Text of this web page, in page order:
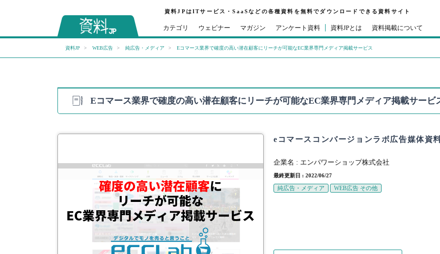
資料JPはITサービス・SaaSなどの各種資料を無料でダウンロードできる資料サイト
カテゴリ ウェビナー マガジン アンケート資料 資料JPとは 資料掲載について
資料JP WEB広告 純広告・メディア Eコマース業界で確度の高い潜在顧客にリーチが可能なEC業界専門メディア掲載サービス
Eコマース業界で確度の高い潜在顧客にリーチが可能なEC業界専門メディア掲載サービ
eコマースコンバージョンラボ広告媒体資
企業名 : エンパワーショップ株式会社
最終更新日 : 2022/06/27
純広告・メディア WEB広告 その他